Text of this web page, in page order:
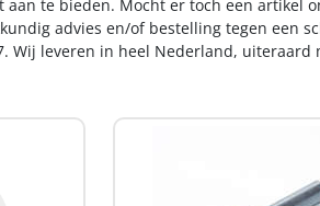
aan te bieden. Mocht er toch een
advies en/of bestelling tegen een
Wij leveren in heel Nederland,